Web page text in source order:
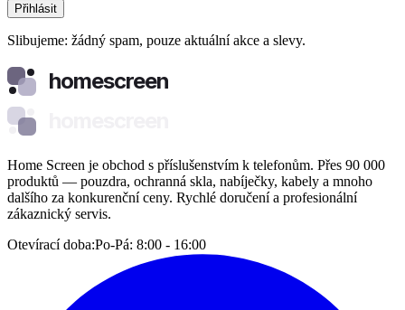
Přihlásit
Slibujeme: žádný spam, pouze aktuální akce a slevy.
homescreen
Home Screen je obchod s příslušenstvím k telefonům. Přes 90 000
produktů — pouzdra, ochranná skla, nabíječky, kabely a mnoho
dalšího za konkurenční ceny. Rychlé doručení a profesionální
zákaznický servis.
Otevírací doba:Po-Pá: 8:00 - 16:00